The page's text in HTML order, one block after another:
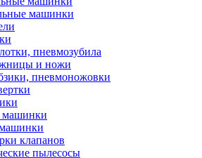
машинки
пневмозубила
и ножи
пневмоножовки
машинки
клапанов
пылесосы